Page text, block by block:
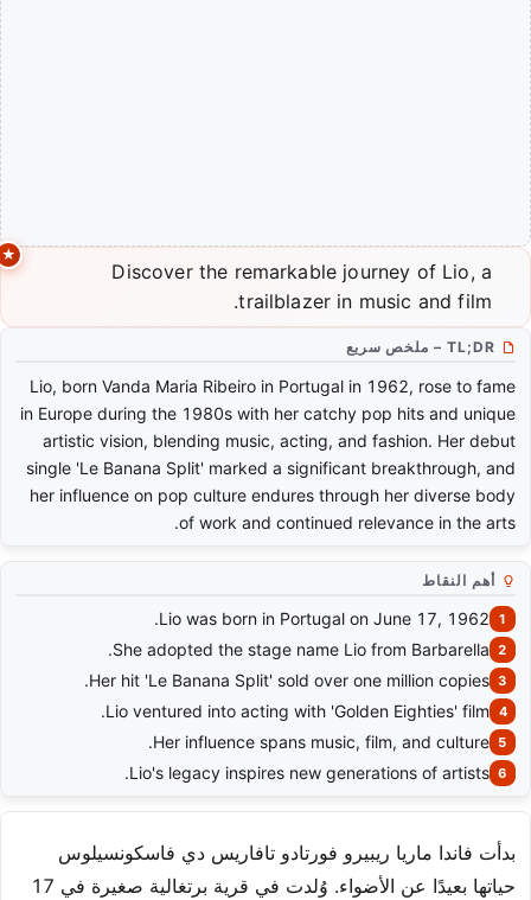
Discover the remarkable journey of Lio, a
trailblazer in music and film.
TL;DR – ملخص سريع
Lio, born Vanda Maria Ribeiro in Portugal in 1962, rose to fame
in Europe during the 1980s with her catchy pop hits and unique
artistic vision, blending music, acting, and fashion. Her debut
single 'Le Banana Split' marked a significant breakthrough, and
her influence on pop culture endures through her diverse body
of work and continued relevance in the arts.
أهم النقاط
Lio was born in Portugal on June 17, 1962.
She adopted the stage name Lio from Barbarella.
Her hit 'Le Banana Split' sold over one million copies.
Lio ventured into acting with 'Golden Eighties' film.
Her influence spans music, film, and culture.
Lio's legacy inspires new generations of artists.
بدأت فاندا ماريا ريبيرو فورتادو تافاريس دي فاسكونسيلوس
حياتها بعيدًا عن الأضواء. وُلدت في قرية برتغالية صغيرة في 17